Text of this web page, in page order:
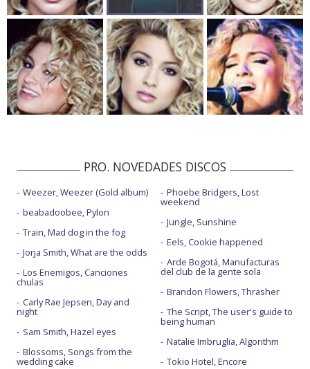
PRO. NOVEDADES DISCOS
Weezer, Weezer (Gold album)
beabadoobee, Pylon
Train, Mad dog in the fog
Jorja Smith, What are the odds
Los Enemigos, Canciones
chulas
Carly Rae Jepsen, Day and
night
Sam Smith, Hazel eyes
Blossoms, Songs from the
wedding cake
Phoebe Bridgers, Lost
weekend
Jungle, Sunshine
Eels, Cookie happened
Arde Bogotá, Manufacturas
del club de la gente sola
Brandon Flowers, Thrasher
The Script, The user's guide to
being human
Natalie Imbruglia, Algorithm
Tokio Hotel, Encore